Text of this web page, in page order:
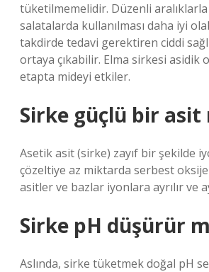
tüketilmemelidir. Düzenli
salatalarda kullanılması daha iyi
takdirde tedavi gerektiren ciddi
ortaya çıkabilir. Elma sirkesi asidik
etapta mideyi etkiler.
Sirke güçlü bir asit
Asetik asit (sirke) zayıf bir şekilde
çözeltiye az miktarda serbest
asitler ve bazlar iyonlara ayrılır ve
Sirke pH düşürür
Aslında, sirke tüketmek doğal pH